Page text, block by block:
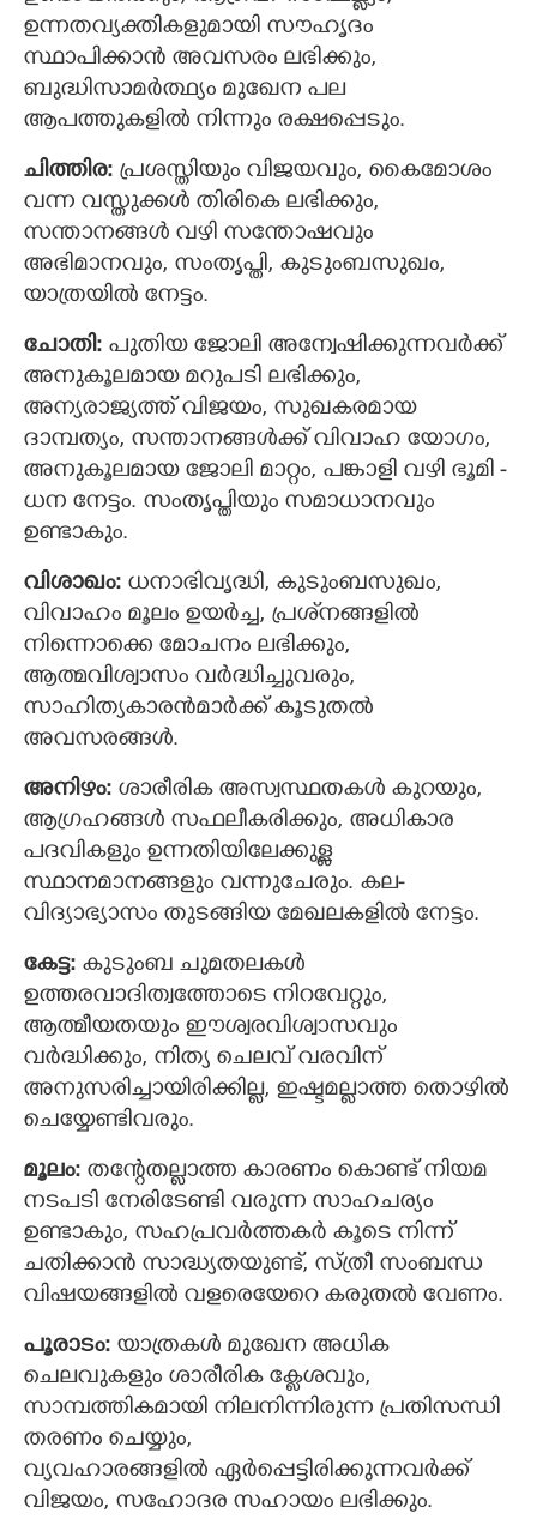
ഉന്നതവ്യക്തികളുമായി സൗഹൃദം
സ്ഥാപിക്കാന്‍ അവസരം ലഭിക്കും,
ബുദ്ധിസാമര്‍ത്ഥ്യം മുഖേന പല
ആപത്തുകളില്‍ നിന്നും രക്ഷപ്പെടും.
ചിത്തിര: പ്രശസ്തിയും വിജയവും, കൈമോശം
വന്ന വസ്തുക്കൾ തിരികെ ലഭിക്കും,
സന്താനങ്ങൾ വഴി സന്തോഷവും
അഭിമാനവും, സംതൃപ്തി, കുടുംബസുഖം,
യാത്രയില്‍ നേട്ടം.
ചോതി: പുതിയ ജോലി അന്വേഷിക്കുന്നവര്‍ക്ക്
അനുകൂലമായ മറുപടി ലഭിക്കും,
അന്യരാജ്യത്ത് വിജയം, സുഖകരമായ
ദാമ്പത്യം, സന്താനങ്ങൾക്ക് വിവാഹ യോഗം,
അനുകൂലമായ ജോലി മാറ്റം, പങ്കാളി വഴി ഭൂമി -
ധന നേട്ടം. സംതൃപ്തിയും സമാധാനവും
ഉണ്ടാകും.
വിശാഖം: ധനാഭിവൃദ്ധി, കുടുംബസുഖം,
വിവാഹം മൂലം ഉയര്‍ച്ച, പ്രശ്‌നങ്ങളില്‍
നിന്നൊക്കെ മോചനം ലഭിക്കും,
ആത്മവിശ്വാസം വര്‍ദ്ധിച്ചുവരും,
സാഹിത്യകാരന്‍മാര്‍ക്ക് കൂടുതല്‍
അവസരങ്ങൾ.
അനിഴം: ശാരീരിക അസ്വസ്ഥതകൾ കുറയും,
ആഗ്രഹങ്ങൾ സഫലീകരിക്കും, അധികാര
പദവികളും ഉന്നതിയിലേക്കുള്ള
സ്ഥാനമാനങ്ങളും വന്നുചേരും. കല-
വിദ്യാഭ്യാസം തുടങ്ങിയ മേഖലകളില്‍ നേട്ടം.
കേട്ട: കുടുംബ ചുമതലകള്‍
ഉത്തരവാദിത്വത്തോടെ നിറവേറ്റും,
ആത്മീയതയും ഈശ്വരവിശ്വാസവും
വർദ്ധിക്കും, നിത്യ ചെലവ് വരവിന്
അനുസരിച്ചായിരിക്കില്ല, ഇഷ്ടമല്ലാത്ത തൊഴില്‍
ചെയ്യേണ്ടിവരും.
മൂലം: തന്റേതല്ലാത്ത കാരണം കൊണ്ട് നിയമ
നടപടി നേരിടേണ്ടി വരുന്ന സാഹചര്യം
ഉണ്ടാകും, സഹപ്രവര്‍ത്തകര്‍ കൂടെ നിന്ന്
ചതിക്കാന്‍ സാദ്ധ്യതയുണ്ട്, സ്ത്രീ സംബന്ധ
വിഷയങ്ങളില്‍ വളരെയേറെ കരുതല്‍ വേണം.
പൂരാടം: യാത്രകൾ മുഖേന അധിക
ചെലവുകളും ശാരീരിക ക്ലേശവും,
സാമ്പത്തികമായി നിലനിന്നിരുന്ന പ്രതിസന്ധി
തരണം ചെയ്യും,
വ്യവഹാരങ്ങളില്‍ ഏര്‍പ്പെട്ടിരിക്കുന്നവര്‍ക്ക്
വിജയം, സഹോദര സഹായം ലഭിക്കും.